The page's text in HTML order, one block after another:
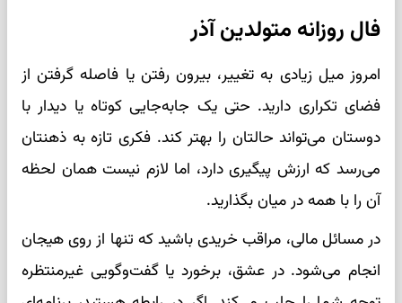
فال روزانه متولدین آذر
امروز میل زیادی به تغییر، بیرون رفتن یا فاصله گرفتن از
فضای تکراری دارید. حتی یک جابه‌جایی کوتاه یا دیدار با
دوستان می‌تواند حالتان را بهتر کند. فکری تازه به ذهنتان
می‌رسد که ارزش پیگیری دارد، اما لازم نیست همان لحظه
آن را با همه در میان بگذارید.
در مسائل مالی، مراقب خریدی باشید که تنها از روی هیجان
انجام می‌شود. در عشق، برخورد یا گفت‌وگویی غیرمنتظره